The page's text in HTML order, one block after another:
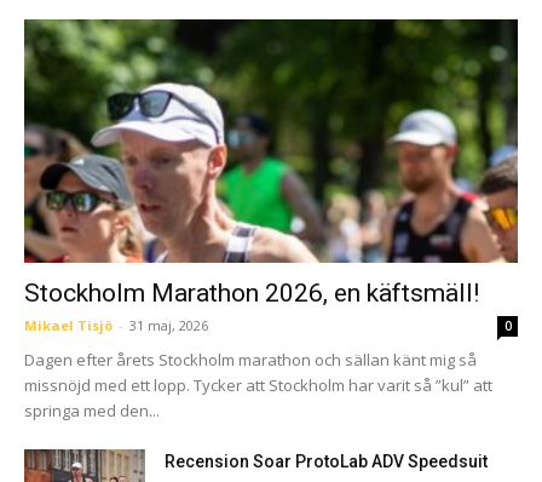
Stockholm Marathon 2026, en käftsmäll!
Mikael Tisjö - 31 maj, 2026 0
Dagen efter årets Stockholm marathon och sällan känt mig så
missnöjd med ett lopp. Tycker att Stockholm har varit så ”kul” att
springa med den...
Recension Soar ProtoLab ADV Speedsuit